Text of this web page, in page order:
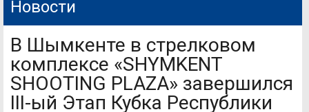
Новости
В Шымкенте в стрелковом
комплексе «SHYMKENT
SHOOTING PLAZA» завершился
ІІІ-ый Этап Кубка Республики